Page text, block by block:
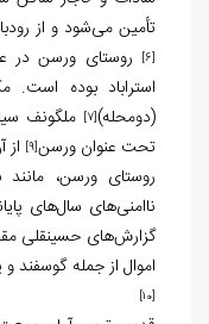
تأمین می‌شود و از
[6]
روستای ورسن در
استراباد بوده
(دومحله)[7] ملگونف
تحت عنوان ورسن[9]
از
روستای ورسن، مانند
ناامنی‌های سال‌های
گزارش‌های حسینقلی
اموال از جمله گوسفند
[10]